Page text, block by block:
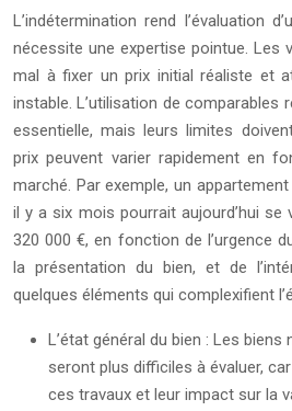
L’indétermination rend l’évaluation
nécessite une expertise pointue. Les
mal à fixer un prix initial réaliste et
instable. L’utilisation de comparables
essentielle, mais leurs limites
prix peuvent varier rapidement en
marché. Par exemple, un
il y a six mois pourrait aujourd’hui se
320 000 €, en fonction de l’urgence
la présentation du bien, et de
quelques éléments qui complexifient
L’état général du bien : Les
seront plus difficiles à évaluer,
ces travaux et leur impact sur la